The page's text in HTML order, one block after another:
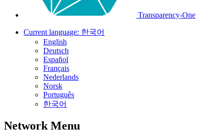
Transparency-One
Current language: 한국어
English
Deutsch
Español
Français
Nederlands
Norsk
Português
한국어
Network Menu